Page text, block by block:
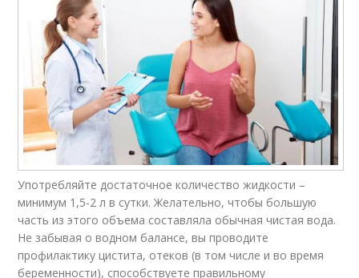
Употребляйте достаточное количество жидкости –
минимум 1,5-2 л в сутки. Желательно, чтобы большую
часть из этого объема составляла обычная чистая вода.
Не забывая о водном балансе, вы проводите
профилактику цистита, отеков (в том числе и во время
беременности), способствуете правильному